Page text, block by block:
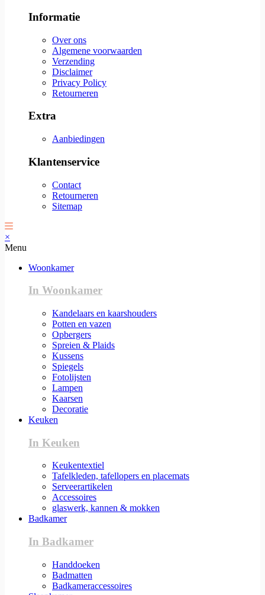
Informatie
Over ons
Algemene voorwaarden
Verzending
Disclaimer
Privacy Policy
Retourneren
Extra
Aanbiedingen
Klantenservice
Contact
Retourneren
Sitemap
×
Menu
Woonkamer
In Woonkamer
Kandelaars en kaarshouders
Potten en vazen
Opbergers
Spreien & Plaids
Kussens
Spiegels
Fotolijsten
Lampen
Kaarsen
Decoratie
Keuken
In Keuken
Keukentextiel
Tafelkleden, tafellopers en placemats
Serveerartikelen
Accessoires
glaswerk, kannen & mokken
Badkamer
In Badkamer
Handdoeken
Badmatten
Badkameraccessoires